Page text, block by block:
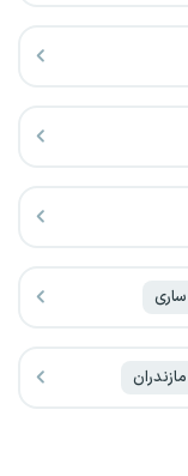
ساری
مازندران